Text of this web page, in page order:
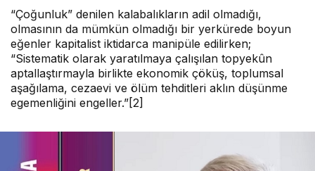
“Çoğunluk” denilen kalabalıkların adil olmadığı,
olmasının da mümkün olmadığı bir yerkürede boyun
eğenler kapitalist iktidarca manipüle edilirken;
“Sistematik olarak yaratılmaya çalışılan topyekûn
aptallaştırmayla birlikte ekonomik çöküş, toplumsal
aşağılama, cezaevi ve ölüm tehditleri aklın düşünme
egemenliğini engeller.”[2]